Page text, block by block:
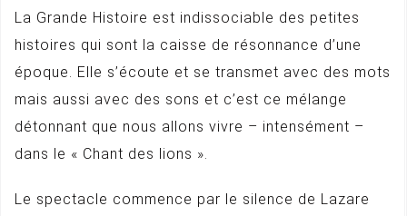
La Grande Histoire est indissociable des petites
histoires qui sont la caisse de résonnance d’une
époque. Elle s’écoute et se transmet avec des mots
mais aussi avec des sons et c’est ce mélange
détonnant que nous allons vivre – intensément –
dans le « Chant des lions ».
Le spectacle commence par le silence de Lazare